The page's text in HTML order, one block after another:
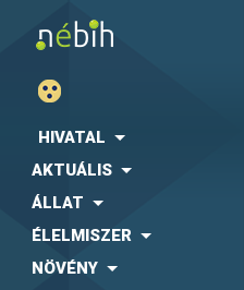
HIVATAL
AKTUÁLIS
ÁLLAT
ÉLELMISZER
NÖVÉNY